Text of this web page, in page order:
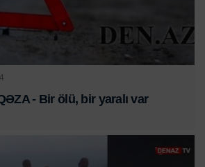
- Bir ölü, bir yaralı var